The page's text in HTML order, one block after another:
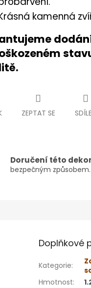
kamenná
ZEPTAT SE
Doručení této
bezpečným způsobem.
Doplňkové
Kategorie:
Hmotnost: